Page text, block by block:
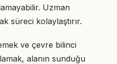
Uzman
süreci kolaylaştırır.
ve çevre bilinci
alanın sunduğu